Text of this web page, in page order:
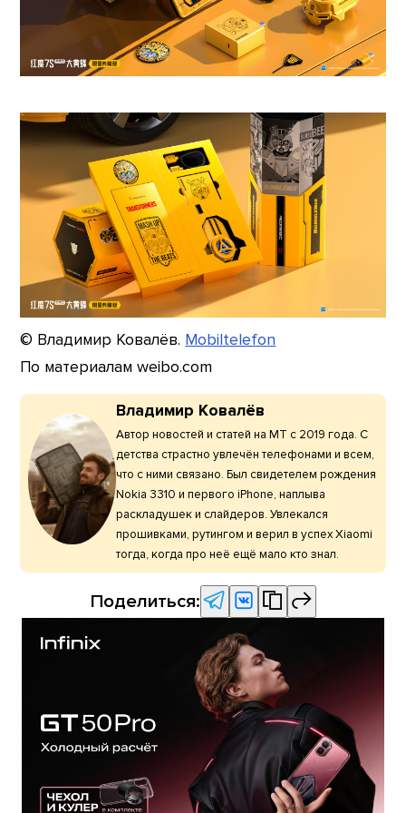
© Владимир Ковалёв. Mobiltelefon
По материалам weibo.com
Владимир Ковалёв
Автор новостей и статей на МТ с 2019 года. С
детства страстно увлечён телефонами и всем,
что с ними связано. Был свидетелем рождения
Nokia 3310 и первого iPhone, наплыва
раскладушек и слайдеров. Увлекался
прошивками, рутингом и верил в успех Xiaomi
тогда, когда про неё ещё мало кто знал.
Поделиться: